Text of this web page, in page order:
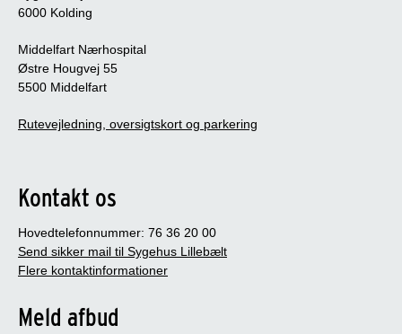
6000 Kolding
Middelfart Nærhospital
Østre Hougvej 55
5500 Middelfart
Rutevejledning, oversigtskort og parkering
Kontakt os
Hovedtelefonnummer: 76 36 20 00
Send sikker mail til Sygehus Lillebælt
Flere kontaktinformationer
Meld afbud